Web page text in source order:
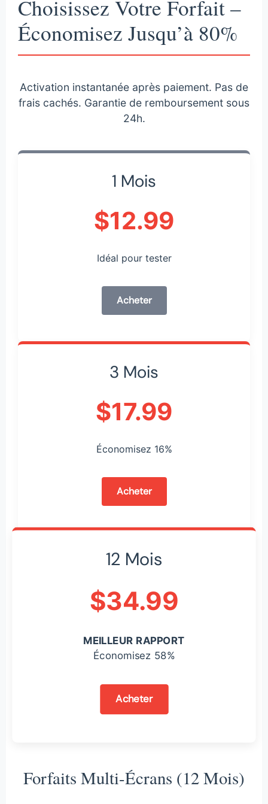
Choisissez Votre Forfait –
Économisez Jusqu’à 80%
Activation instantanée après paiement. Pas de
frais cachés. Garantie de remboursement sous
24h.
1 Mois
$12.99
Idéal pour tester
Acheter
3 Mois
$17.99
Économisez 16%
Acheter
12 Mois
$34.99
MEILLEUR RAPPORT
Économisez 58%
Acheter
Forfaits Multi-Écrans (12 Mois)